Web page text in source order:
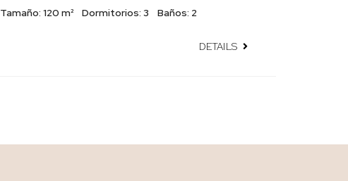
Tamaño: 120 m² Dormitorios: 3 Baños: 2
DETAILS